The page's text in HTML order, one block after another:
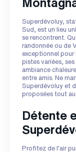
Superdévoluy,
Sud, est un lieu
se rencontrent.
randonnée ou de
exceptionnel pour
pistes variées,
ambiance
entre amis. Ne
Superdévoluy et
proposées tout au
Détente
Profitez de l'air